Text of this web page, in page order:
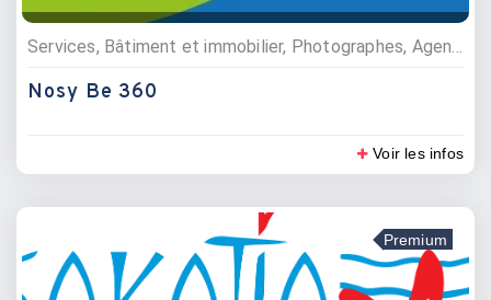
Nosy Be 360
Voir les infos
Premium